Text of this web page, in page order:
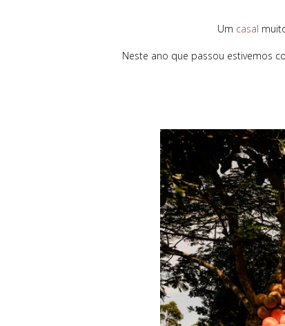
Um casal
Neste ano que passou estivemos